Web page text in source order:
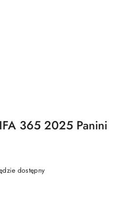
365 2025 Panini
dostępny